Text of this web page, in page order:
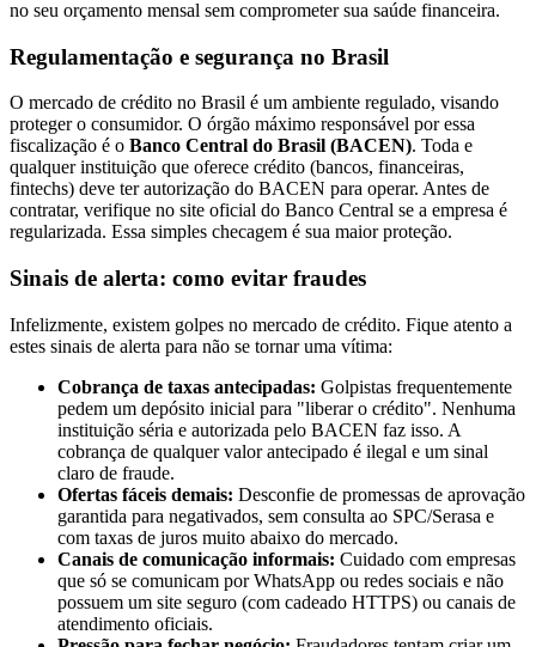
no seu orçamento mensal sem comprometer sua saúde financeira.
Regulamentação e segurança no Brasil
O mercado de crédito no Brasil é um ambiente regulado, visando
proteger o consumidor. O órgão máximo responsável por essa
fiscalização é o Banco Central do Brasil (BACEN). Toda e
qualquer instituição que oferece crédito (bancos, financeiras,
fintechs) deve ter autorização do BACEN para operar. Antes de
contratar, verifique no site oficial do Banco Central se a empresa é
regularizada. Essa simples checagem é sua maior proteção.
Sinais de alerta: como evitar fraudes
Infelizmente, existem golpes no mercado de crédito. Fique atento a
estes sinais de alerta para não se tornar uma vítima:
Cobrança de taxas antecipadas: Golpistas frequentemente
pedem um depósito inicial para "liberar o crédito". Nenhuma
instituição séria e autorizada pelo BACEN faz isso. A
cobrança de qualquer valor antecipado é ilegal e um sinal
claro de fraude.
Ofertas fáceis demais: Desconfie de promessas de aprovação
garantida para negativados, sem consulta ao SPC/Serasa e
com taxas de juros muito abaixo do mercado.
Canais de comunicação informais: Cuidado com empresas
que só se comunicam por WhatsApp ou redes sociais e não
possuem um site seguro (com cadeado HTTPS) ou canais de
atendimento oficiais.